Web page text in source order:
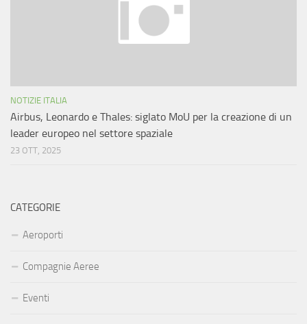
NOTIZIE ITALIA
Airbus, Leonardo e Thales: siglato MoU per la creazione di un
leader europeo nel settore spaziale
23 OTT, 2025
CATEGORIE
Aeroporti
Compagnie Aeree
Eventi